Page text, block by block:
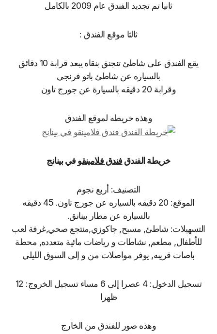
ثانيا تم تجديد الفندق عام 2009 بالكامل
ثالثا موقع الفندق :
يقع الفندق على شاطئ تنجنق بنقاه يبعد قرابة 10 دقائق
بالسياره عن شاطئ باتو فرنجي
وقرابة 20 دقيقه بالسيارة عن جورج تاون
وهذه خريطه لموقع الفندق
خريطة الفندق فندق فلامينقو في بينانج
التصنيف: أربع نجوم
الموقع: 20 دقيقه بالسياره عن جورج تاون. 45 دقيقه
بالسياره عن مطار بينانق.
التسهيلات: شاطئ, مسبح, جاكوزي,منتجع صحي,غرفة لعب
للأطفال, مطعم, نشاطات و رياضات مائية متعدده, محطة
باصات قريبه, يوفر مواصلات من و إلى السوق الليلي
تسجيل الدخول: 4 عصرا إلى 6 مساء تسجيل الخروج: 12
ظهرا
وهذه صور للفندق من الخارج